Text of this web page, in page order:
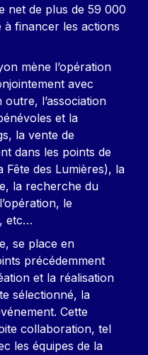
net de plus de 59 000
financer les actions
mène l’opération
avec
outre, l’association
et la
la vente de
dans les points de
Fête des Lumières), la
la recherche du
le
etc…
se place en
précédemment
et la réalisation
sélectionné, la
Cette
collaboration, tel
les équipes de la